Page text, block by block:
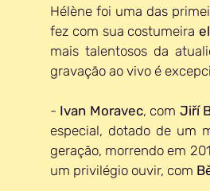
Hélène foi uma das
fez com sua costumeira
mais talentosos da
gravação ao vivo é
- Ivan Moravec, com Jiří
especial, dotado de um
geração, morrendo em
um privilégio ouvir, com